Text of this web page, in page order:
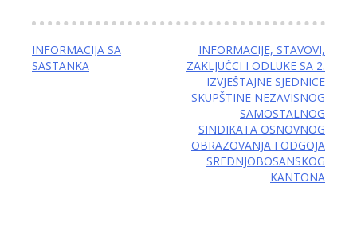
Navigacija
članaka
INFORMACIJA SA
SASTANKA
INFORMACIJE, STAVOVI,
ZAKLJUČCI I ODLUKE SA 2.
IZVJEŠTAJNE SJEDNICE
SKUPŠTINE NEZAVISNOG
SAMOSTALNOG
SINDIKATA OSNOVNOG
OBRAZOVANJA I ODGOJA
SREDNJOBOSANSKOG
KANTONA